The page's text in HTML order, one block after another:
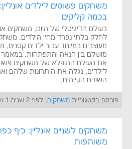
משחקים פשוטים לילדים אונליין:
בכמה קליקים
בעולם הדיגיטלי של היום, משחקים
לחלק בלתי נפרד מחיי הילדים.
מעוצבים במיוחד עבור ילדים קטנים,
מושלם בין הנאה והתפתחות. במאמר
את העולם המופלא של משחקים
לילדים, נגלה את היתרונות שלהם
השונים הקיימים.
פורסם בקטגוריית משחקים, לפני 2 שנים 1 שבועות
משחקים לשניים אונליין: כיף
משותפות